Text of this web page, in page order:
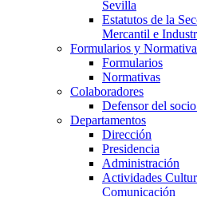
Sevilla
Estatutos de la
Mercantil e
Formularios y
Formularios
Normativas
Colaboradores
Defensor del
Departamentos
Dirección
Presidencia
Administración
Actividades
Comunicación